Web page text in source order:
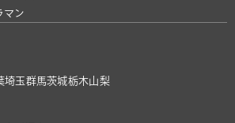
マン
埼玉群馬茨城栃木山梨